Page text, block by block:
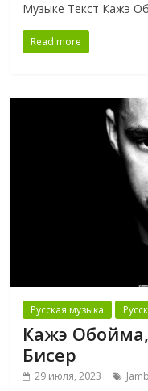
Музыке Текст Кажэ
Read more
Русская музыка
Кажэ
Бисер
29 июля, 2023